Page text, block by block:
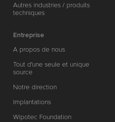
Autres industries / produits
techniques
Entreprise
A propos de nous
Tout d'une seule et unique
source
Notre direction
Implantations
Wipotec Foundation